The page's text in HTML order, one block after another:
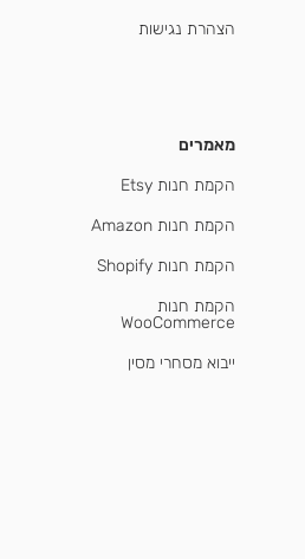
הצהרת נגישות
מאמרים
הקמת חנות Etsy
הקמת חנות Amazon
הקמת חנות Shopify
הקמת חנות
WooCommerce
ייבוא מסחרי מסין